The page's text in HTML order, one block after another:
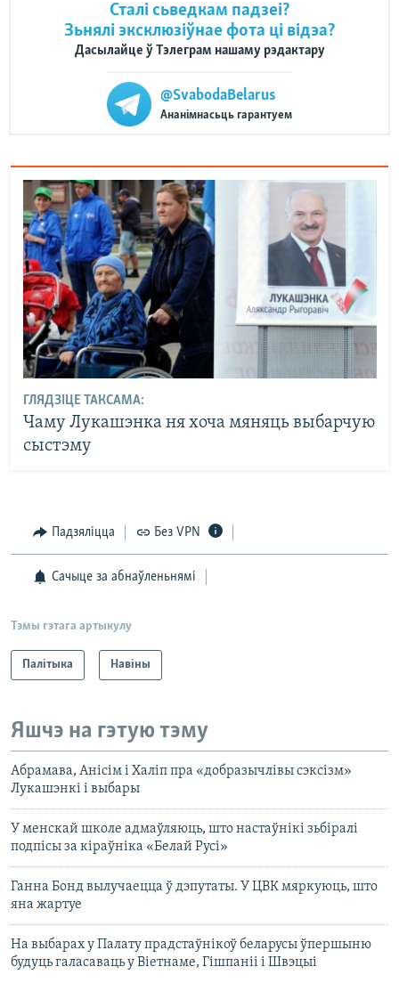
Сталі сьведкам падзеі?
Зьнялі эксклюзіўнае фота ці відэа?
Дасылайце ў Тэлеграм нашаму рэдактару
@SvabodaBelarus
Ананімнасьць гарантуем
ГЛЯДЗІЦЕ ТАКСАМА:
Чаму Лукашэнка ня хоча мяняць выбарчую
сыстэму
Падзяліцца Без VPN
Сачыце за абнаўленьнямі
Тэмы гэтага артыкулу
Палітыка Навіны
Яшчэ на гэтую тэму
Абрамава, Анісім і Халіп пра «добразычлівы сэксізм»
Лукашэнкі і выбары
У менскай школе адмаўляюць, што настаўнікі зьбіралі
подпісы за кіраўніка «Белай Русі»
Ганна Бонд вылучаецца ў дэпутаты. У ЦВК мяркуюць, што
яна жартуе
На выбарах у Палату прадстаўнікоў беларусы ўпершыню
будуць галасаваць у Віетнаме, Гішпаніі і Швэцыі